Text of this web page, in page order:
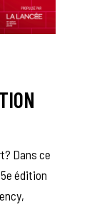
Dans ce
édition